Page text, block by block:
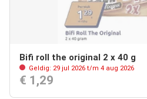
Bifi roll the original 2 x 40 g
Geldig: 29 jul 2026 t/m 4 aug 2026
€ 1,29